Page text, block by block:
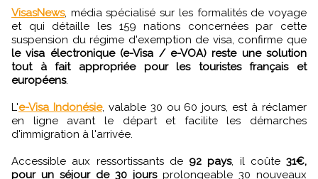
VisasNews, média spécialisé sur les formalités de voyage
et qui détaille les 159 nations concernées par cette
suspension du régime d'exemption de visa, confirme que
le visa électronique (e-Visa / e-VOA) reste une solution
tout à fait appropriée pour les touristes français et
européens.
L'e-Visa Indonésie, valable 30 ou 60 jours, est à réclamer
en ligne avant le départ et facilite les démarches
d'immigration à l'arrivée.
Accessible aux ressortissants de 92 pays, il coûte 31€,
pour un séjour de 30 joursprolongeable 30 nouveaux